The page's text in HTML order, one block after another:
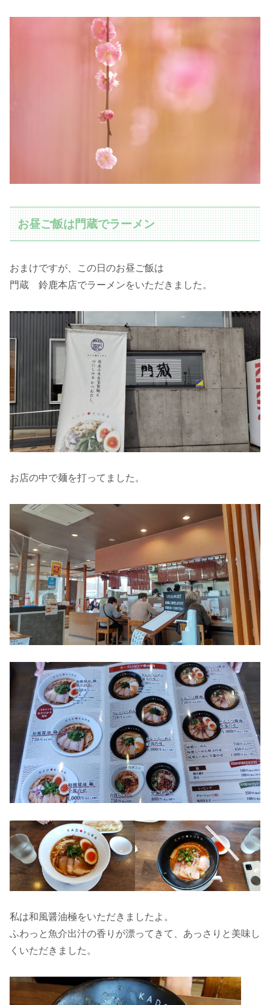
お昼ご飯は門蔵でラーメン
おまけですが、この日のお昼ご飯は
門蔵 鈴鹿本店でラーメンをいただきました。
お店の中で麺を打ってました。
私は和風醤油極をいただきましたよ。
ふわっと魚介出汁の香りが漂ってきて、あっさりと美味し
くいただきました。